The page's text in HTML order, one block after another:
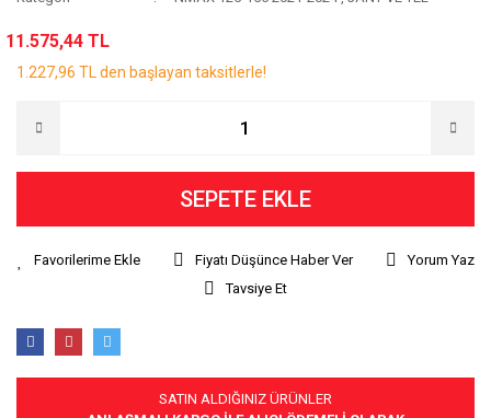
11.575,44 TL
1.227,96 TL den başlayan taksitlerle!
SEPETE EKLE
Fiyatı Düşünce Haber Ver
Yorum Yaz
Tavsiye Et
SATIN ALDIĞINIZ ÜRÜNLER